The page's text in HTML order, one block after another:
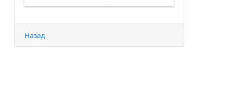
Назад